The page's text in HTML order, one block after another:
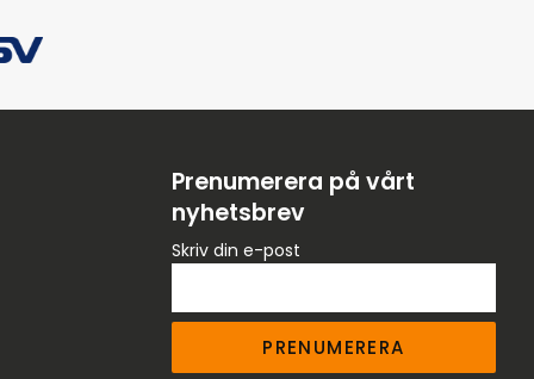
Prenumerera på vårt
nyhetsbrev
Skriv din e-post
PRENUMERERA